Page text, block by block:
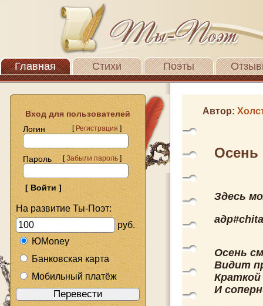
Главная Стихи Поэты
Вход для пользователей
Логин
[Регистрация]
Пароль [Забыли пароль]
На развитие Ты-Поэт:
руб.
ЮMoney
Банковская карта
Мобильный платёж
Автор:
Осень
Здесь
Осень
Видит
И